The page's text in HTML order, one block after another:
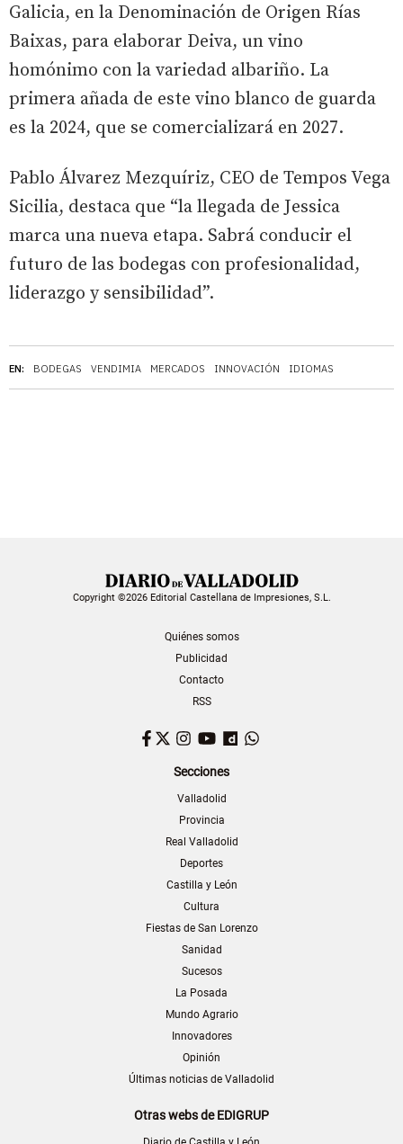
EN: BODEGAS VENDIMIA MERCADOS INNOVACIÓN IDIOMAS
Galicia, en la Denominación de Origen Rías
Baixas, para elaborar Deiva, un vino
homónimo con la variedad albariño. La
primera añada de este vino blanco de guarda
es la 2024, que se comercializará en 2027.
Pablo Álvarez Mezquíriz, CEO de Tempos Vega
Sicilia, destaca que “la llegada de Jessica
marca una nueva etapa. Sabrá conducir el
futuro de las bodegas con profesionalidad,
liderazgo y sensibilidad”.
Copyright ©2026 Editorial Castellana de Impresiones, S.L.
Quiénes somos
Publicidad
Contacto
RSS
Facebook
TwitterInstagram
YouTubeDailymotion
Secciones
Valladolid
Provincia
Real Valladolid
Deportes
Castilla y León
Cultura
Fiestas de San Lorenzo
Sanidad
Sucesos
La Posada
Mundo Agrario
Innovadores
Opinión
Últimas noticias de Valladolid
Otras webs de EDIGRUP